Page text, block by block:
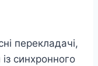
перекладачі,
синхронного